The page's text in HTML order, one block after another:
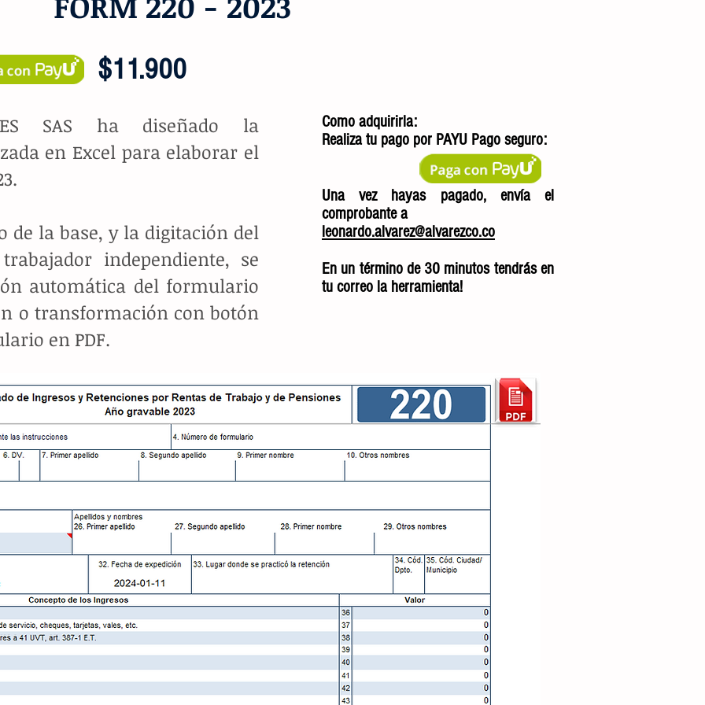
$11.900
SAS ha diseñado la
en Excel para elaborar el
de la base, y la digitación del
independiente, se
automática del formulario
o transformación con botón
en PDF.
Como adquirirla:
Realiza tu pago por PAYU Pago seguro:
Una vez hayas pagado, envía el
comprobante a
leonardo.alvarez@alvarezco.co
En un términode 30 minutos tendrásen
tu correo la herramienta!